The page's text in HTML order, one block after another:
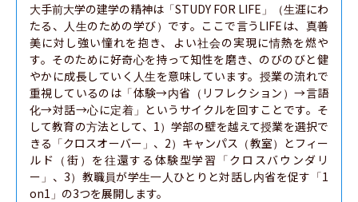
大手前大学の建学の精神は「STUDY FOR LIFE」（生涯にわ
たる、人生のための学び）です。ここで言うLIFEは、真善
美に対し強い憧れを抱き、よい社会の実現に情熱を燃や
す。そのために好奇心を持って知性を磨き、のびのびと健
やかに成長していく人生を意味しています。授業の流れで
重視しているのは「体験→内省（リフレクション）→言語
化→対話→心に定着」というサイクルを回すことです。そ
して教育の方法として、1）学部の壁を越えて授業を選択で
きる「クロスオーバー」、2）キャンパス（教室）とフィー
ルド（街）を往還する体験型学習「クロスバウンダリ
ー」、3）教職員が学生一人ひとりと対話し内省を促す「1
on1」の3つを展開します。